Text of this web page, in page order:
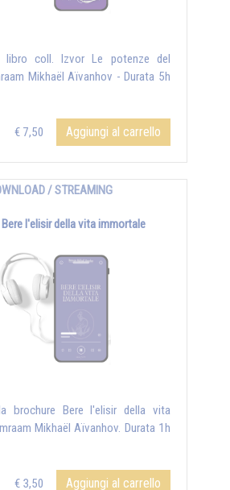
libro coll. Izvor Le potenze del
Mikhaël Aïvanhov - Durata 5h
€ 7,50 Aggiungi al carrello
/ STREAMING
Bere l'elisir della vita immortale
brochure Bere l'elisir della vita
Mikhaël Aïvanhov. Durata 1h
€ 3,50 Aggiungi al carrello